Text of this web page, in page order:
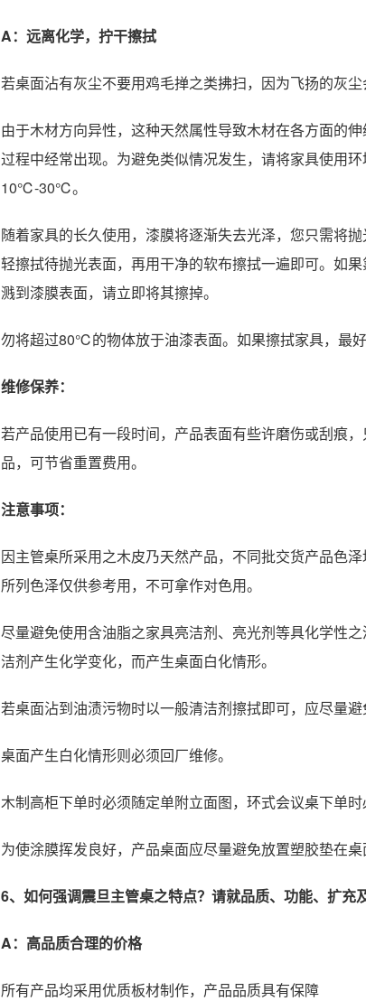
A：远离化学，拧干擦拭
若桌面沾有灰尘不要用鸡毛掸之类拂扫，因为飞扬的灰
由于木材方向异性，这种天然属性导致木材在各方面的
过程中经常出现。为避免类似情况发生，请将家具使用
10℃-30℃。
随着家具的长久使用，漆膜将逐渐失去光泽，您只需将
轻擦拭待抛光表面，再用干净的软布擦拭一遍即可。如
溅到漆膜表面，请立即将其擦掉。
勿将超过80℃的物体放于油漆表面。如果擦拭家具，最
维修保养：
若产品使用已有一段时间，产品表面有些许磨伤或刮痕
品，可节省重置费用。
注意事项：
因主管桌所采用之木皮乃天然产品，不同批交货产品色
所列色泽仅供参考用，不可拿作对色用。
尽量避免使用含油脂之家具亮洁剂、亮光剂等具化学性
洁剂产生化学变化，而产生桌面白化情形。
若桌面沾到油渍污物时以一般清洁剂擦拭即可，应尽量避
桌面产生白化情形则必须回厂维修。
木制高柜下单时必须随定单附立面图，环式会议桌下单时
为使涂膜挥发良好，产品桌面应尽量避免放置塑胶垫在桌
6、如何强调震旦主管桌之特点？请就品质、功能、扩充
A：高品质合理的价格
所有产品均采用优质板材制作，产品品质具有保障